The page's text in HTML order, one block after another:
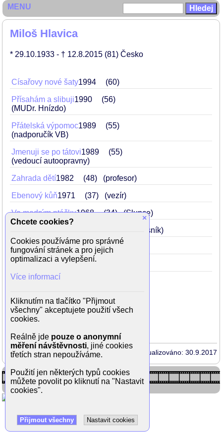
Miloš Hlavica
* 29.10.1933 - † 12.8.2015 (81) Česko
Císařovy nové šaty1994 60
Přísahám a slibuji1990
56
(MUDr. Hnízdo)
Přátelská výpomoc1989
55
(nadporučík VB)
Jmenuji se po tátovi1989
55
(vedoucí autoopravny)
Zahrada dětí1982 48 (profesor)
Ebenový kůň1971 37 (vezír)
Vo modrým ptáčku1968 34 (Slunce)
(chasník)
Český koncert1960 26
Váhavý střelec 1956
Rodinné vztahy
Aktualizováno: 30.9.2017
MENU
×
Chcete cookies?
Cookies používáme pro správné
fungování stránek a pro jejich
optimalizaci a vylepšení.
Více informací
Kliknutím na tlačítko "Přijmout
všechny" akceptujete použití všech
cookies.
Reálně jde pouze o anonymní
měření návštěvnosti, jiné cookies
třetích stran nepoužíváme.
Použití jen některých typů cookies
můžete povolit po kliknutí na "Nastavit
cookies".
Přijmout všechny Nastavit cookies